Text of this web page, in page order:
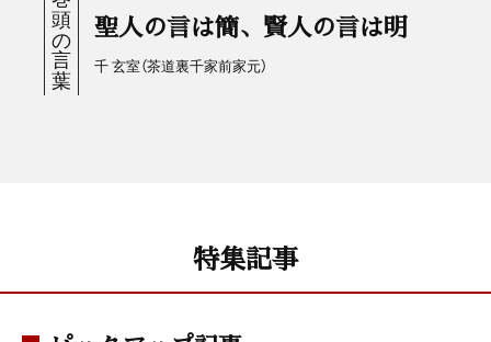
聖人の言は簡、賢人の言は明
千 玄室（茶道裏千家前家元）
特集記事